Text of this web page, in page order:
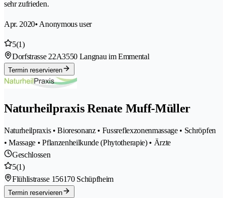
sehr zufrieden.
Apr. 2020• Anonymous user
5(1)
Dorfstrasse 22A3550 Langnau im Emmental
Termin reservieren
Naturheilpraxis Renate Muff-Müller
Naturheilpraxis • Bioresonanz • Fussreflexzonenmassage • Schröpfen
• Massage • Pflanzenheilkunde (Phytotherapie) • Ärzte
Geschlossen
5(1)
Flühlistrasse 156170 Schüpfheim
Termin reservieren